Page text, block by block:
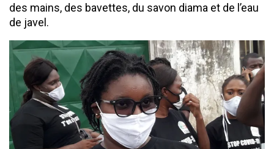
des mains, des bavettes, du savon diama et de l’eau
de javel.